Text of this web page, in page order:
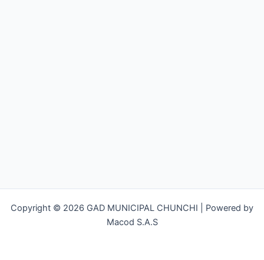
Copyright © 2026 GAD MUNICIPAL CHUNCHI | Powered by
Macod S.A.S